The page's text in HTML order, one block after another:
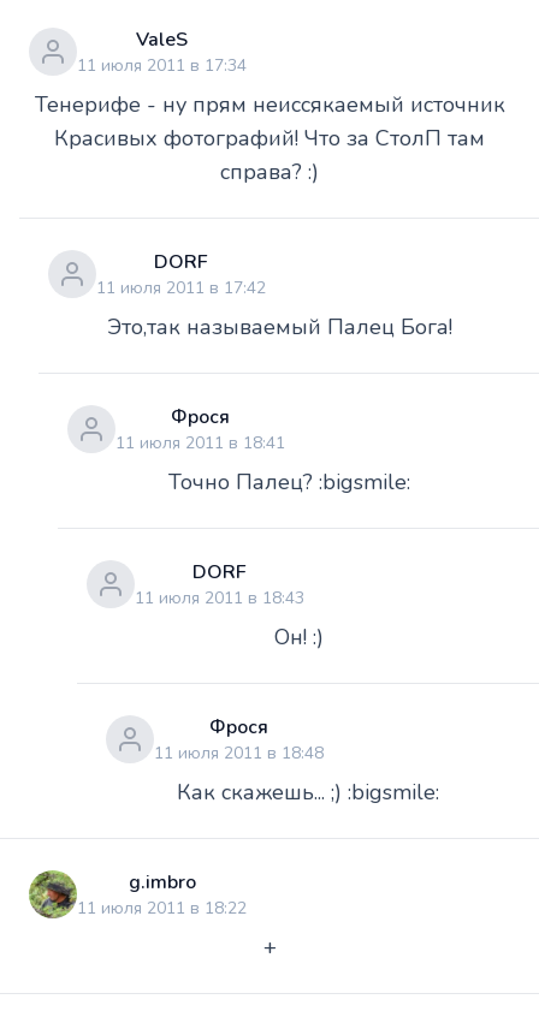
ValeS
11 июля 2011 в 17:34
Тенерифе - ну прям неиссякаемый источник
Красивых фотографий! Что за СтолП там
справа? :)
DORF
11 июля 2011 в 17:42
Это,так называемый Палец Бога!
Фрося
11 июля 2011 в 18:41
Точно Палец? :bigsmile:
DORF
11 июля 2011 в 18:43
Он! :)
Фрося
11 июля 2011 в 18:48
Как скажешь... ;) :bigsmile:
g.imbro
11 июля 2011 в 18:22
+